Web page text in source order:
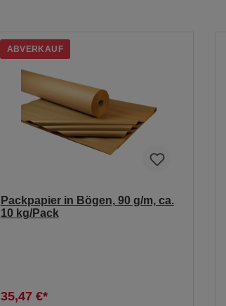
ABVERKAUF
Packpapier in Bögen, 90 g/m, ca.
10 kg/Pack
35,47 €*